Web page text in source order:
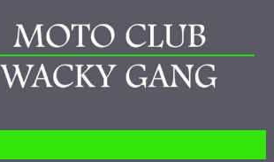
Salta al contenuto